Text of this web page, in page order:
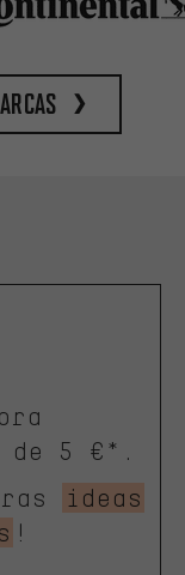
de 5 €*.
ideas
!